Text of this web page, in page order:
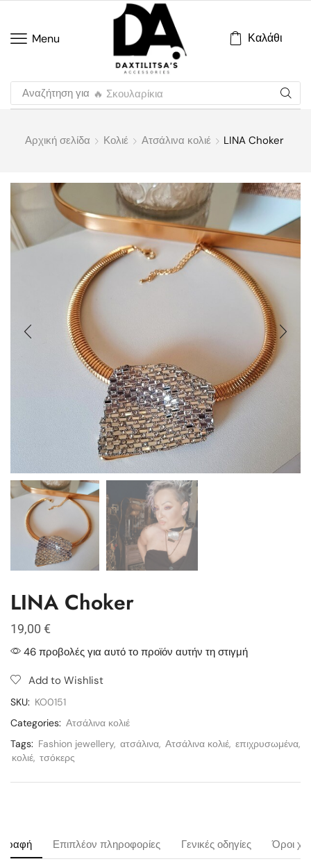
Menu Καλάθι
Αναζήτηση για 🔥 Σκουλαρίκια
Αρχική σελίδα Κολιέ Ατσάλινα κολιέ LINA Choker
LINA Choker
19,00 €
46 προβολές για αυτό το προϊόν αυτήν τη στιγμή
Add to Wishlist
SKU: KO0151
Categories: Ατσάλινα κολιέ
Tags: Fashion jewellery, ατσάλινα, Ατσάλινα κολιέ, επιχρυσωμένα,
κολιέ, τσόκερς
Επιπλέον πληροφορίες Γενικές οδηγίες Όροι